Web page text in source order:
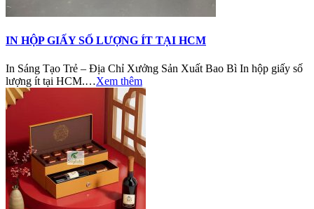
IN HỘP GIẤY SỐ LƯỢNG ÍT TẠI HCM
In Sáng Tạo Trẻ – Địa Chỉ Xưởng Sản Xuất Bao Bì In hộp giấy số
lượng ít tại HCM.…Xem thêm